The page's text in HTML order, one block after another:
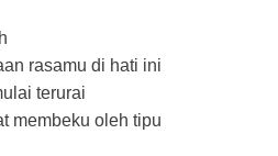
rasamu di hati ini
terurai
membeku oleh tipu